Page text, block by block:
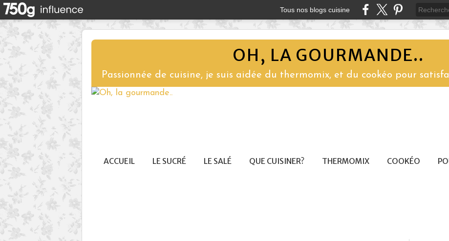
Tous nos blogs cuisine
OH, LA GOURMANDE..
Passionnée de cuisine, je suis aidée du thermomix, et du cookéo pour
ACCUEIL LE SUCRÉ LE SALÉ QUE CUISINER? THERMOMIX COOKÉO